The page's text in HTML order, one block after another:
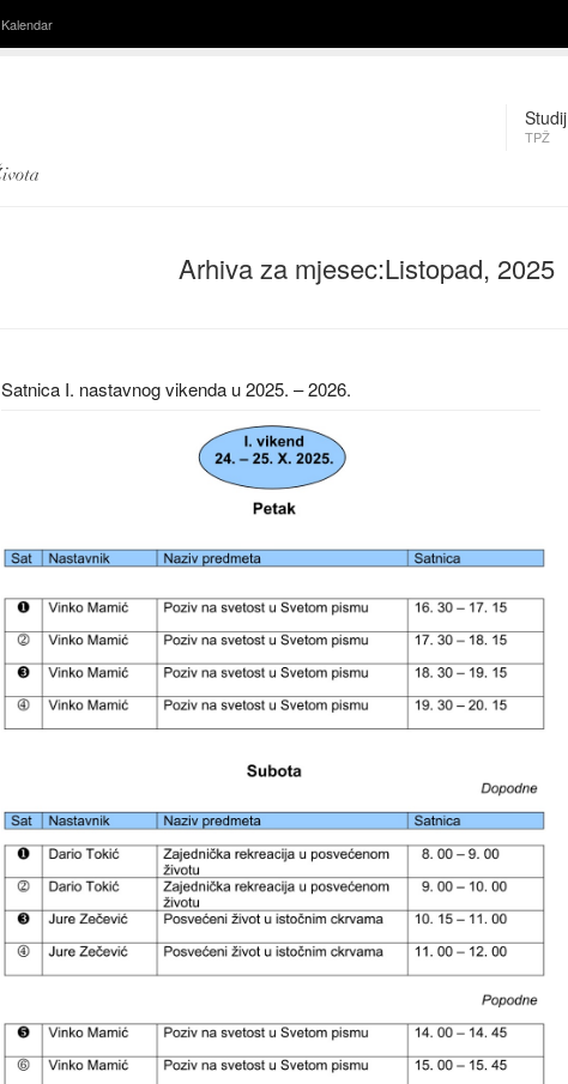
Kalendar
Studij
TPŽ
Arhiva za mjesec:Listopad, 2025
Satnica I. nastavnog vikenda u 2025. – 2026.